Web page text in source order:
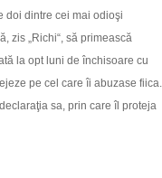
doi dintre cei mai odioşi
zis „Richi“, să primească
la opt luni de închisoare cu
pe cel care îi abuzase fiica.
sa, prin care îl proteja